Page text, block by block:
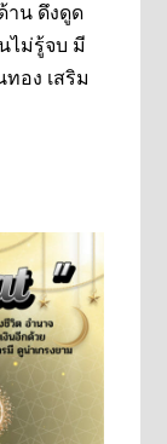
าน ดึงดูด
ไม่รู้จบ มี
อง เสริม